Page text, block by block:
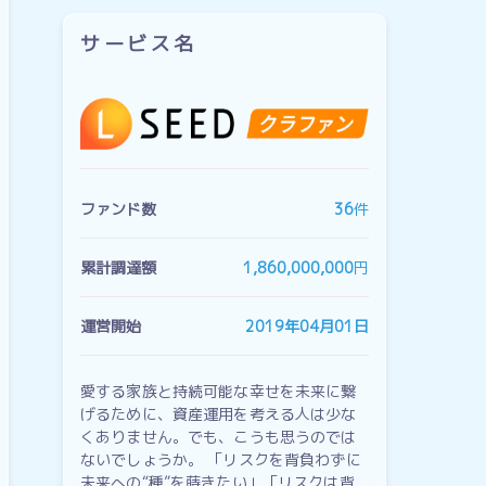
サービス名
ファンド数 36件
累計調達額 1,860,000,000円
運営開始 2019年04月01日
愛する家族と持続可能な幸せを未来に繋
げるために、資産運用を考える人は少な
くありません。でも、こうも思うのでは
ないでしょうか。 「リスクを背負わずに